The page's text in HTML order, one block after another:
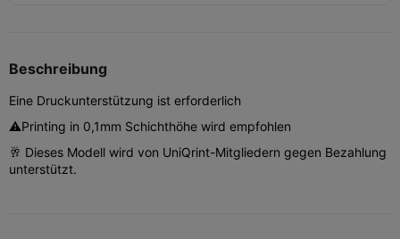
Beschreibung
Eine Druckunterstützung ist erforderlich
⚠️Printing in 0,1mm Schichthöhe wird empfohlen
🥂 Dieses Modell wird von UniQrint-Mitgliedern gegen Bezahlung
unterstützt.